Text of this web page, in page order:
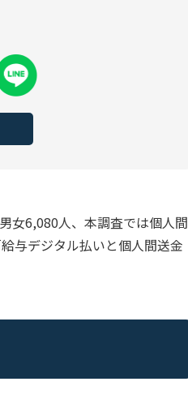
女6,080人、本調査では個人間
与デジタル払いと個人間送金